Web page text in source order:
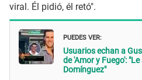
viral. Él pidió, él retó".
PUEDES VER:
Usuarios echan a
de 'Amor y Fuego':
Domínguez"